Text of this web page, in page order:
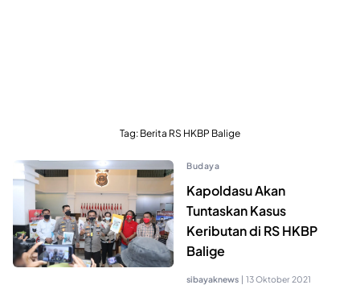
Tag: Berita RS HKBP Balige
Budaya
Kapoldasu Akan
Tuntaskan Kasus
Keributan di RS HKBP
Balige
sibayaknews | 13 Oktober 2021